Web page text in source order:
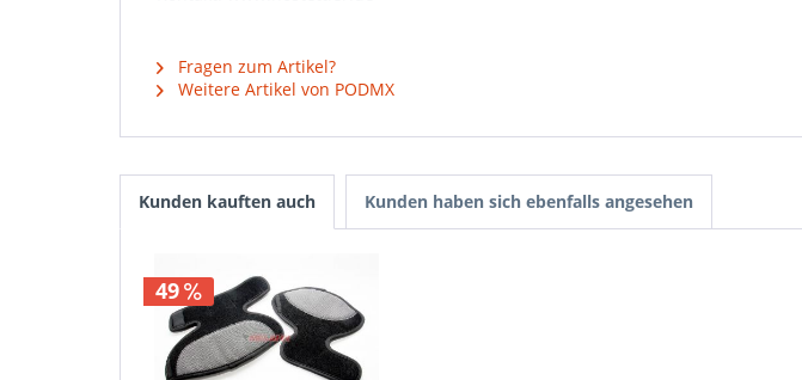
Fragen zum Artikel?
Weitere Artikel von PODMX
Kunden kauften auch Kunden haben sich ebenfalls angesehen
49